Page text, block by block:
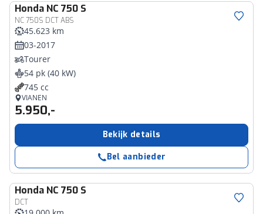
Honda NC 750 S
NC 750S DCT ABS
45.623 km
03-2017
Tourer
54 pk (40 kW)
745 cc
VIANEN
5.950,-
Bekijk details
Bel aanbieder
Honda NC 750 S
DCT